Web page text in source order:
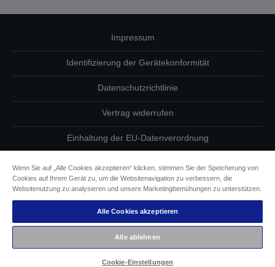
Impressum
Identifizierung der Gerätekonformität
Datenschutzrichtlinie
Vertrag widerrufen
Einhaltung der EU-Datenverordnung
Informationen zu Cookies
Epson Engagement für Barrierefreiheit
Copyright © 2026 Seiko Epson
Wenn Sie auf „Alle Cookies akzeptieren“ klicken, stimmen Sie der Speicherung von
Cookies auf Ihrem Gerät zu, um die Websitenavigation zu verbessern, die
Websitenutzung zu analysieren und unsere Marketingbemühungen zu unterstützen.
Alle Cookies akzeptieren
Alle ablehnen
Cookie-Einstellungen